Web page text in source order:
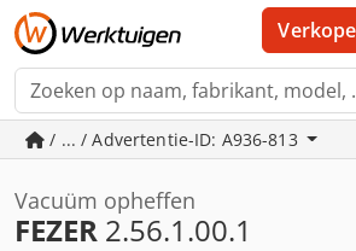
/ ... / Advertentie-ID: A936-813
Vacuüm opheffen
FEZER 2.56.1.00.1